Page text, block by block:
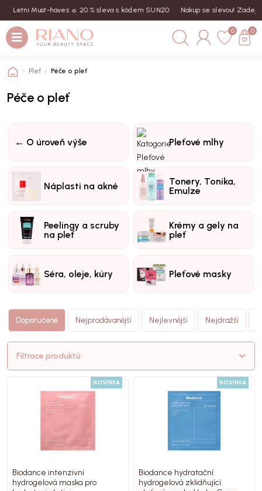
Must-haves ☼ 20 % sleva s kódem SUN20 Nakup se slevou! Zadej kód
0 0
Pleť Péče o pleť
Péče o pleť
← O úroveň výše Pleťové mlhy
Náplasti na akné
Tonery, Tonika,
Emulze
Peelingy a scruby
na pleť
Krémy a gely na
pleť
Séra, oleje, kúry Pleťové masky
Doporučené Nejprodávanější Nejlevnější Nejdražší
Filtrace produktů
NOVINKA
Biodance intenzivní
hydrogelová maska pro
NOVINKA
Biodance hydratační
hydrogelová zklidňující